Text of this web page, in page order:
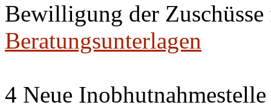
Bewilligung der
Beratungsunterlagen
4 Neue